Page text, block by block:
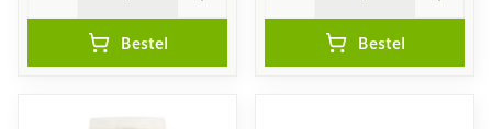
Bestel Bestel